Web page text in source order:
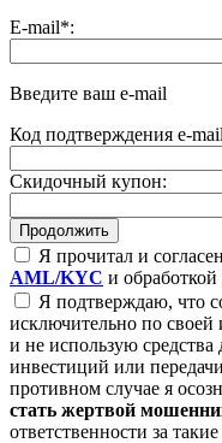
E-mail*:
Введите ваш e-mail
Код подтверждения e-
Скидочный купон:
Я прочитал и
AML/KYC и обработкой
Я подтверждаю, что
исключительно по своей
и не использую средства
инвестиций или
противном случае я
стать жертвой
ответственности за